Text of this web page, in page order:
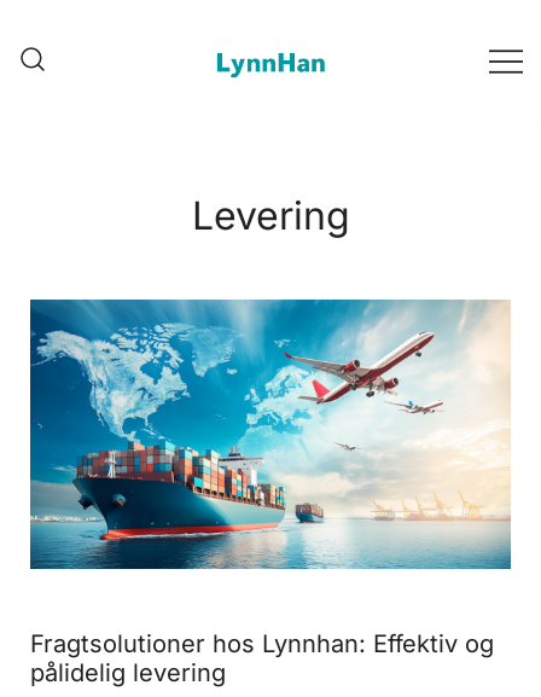
digitale skilte
Levering
Fragtsolutioner hos Lynnhan: Effektiv og
pålidelig levering